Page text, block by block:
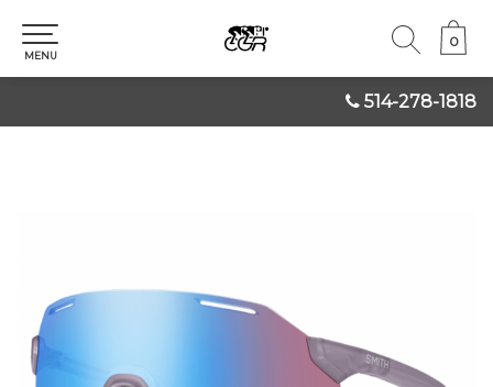
514-278-1818
0
0
MENU